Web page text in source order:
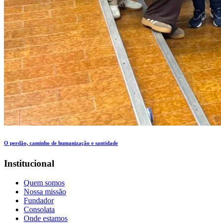
O perdão, caminho de humanização e santidade
Institucional
Quem somos
Nossa missão
Fundador
Consolata
Onde estamos